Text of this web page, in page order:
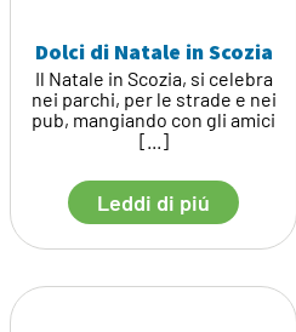
Dolci di Natale in Scozia
Il Natale in Scozia, si celebra
nei parchi, per le strade e nei
pub, mangiando con gli amici
[...]
Leddi di piú